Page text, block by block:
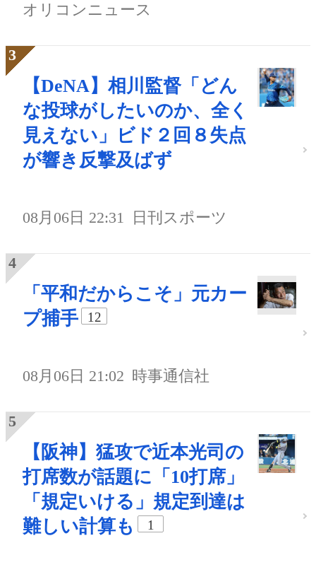
オリコンニュース
【DeNA】相川監督「どん
な投球がしたいのか、全く
見えない」ビド２回８失点
が響き反撃及ばず
08月06日 22:31 日刊スポーツ
「平和だからこそ」元カー
プ捕手
12
08月06日 21:02 時事通信社
【阪神】猛攻で近本光司の
打席数が話題に「10打席」
「規定いける」規定到達は
難しい計算も
1